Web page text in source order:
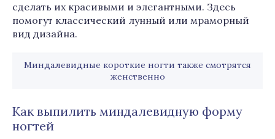
сделать их красивыми и элегантными. Здесь
помогут классический лунный или мраморный
вид дизайна.
Миндалевидные короткие ногти также смотрятся
женственно
Как выпилить миндалевидную форму
ногтей